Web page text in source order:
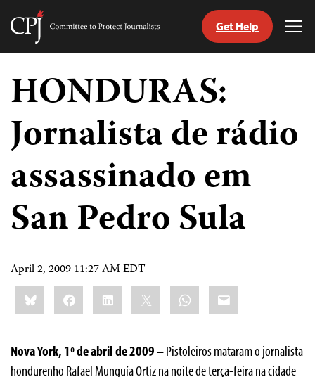
Skip
content
Committee
Journalists
Get Help
HONDURAS:
Jornalista de rádio
assassinado em
San Pedro Sula
April 2, 2009 11:27 AM EDT
Share
this:BlueskyFacebookLinkedIn WhatsApp
Email
Nova York, 1º de abril de2009 –Pistoleiros mataram o jornalista
hondurenho Rafael Munguía Ortiz na noite de terça-feira na cidade